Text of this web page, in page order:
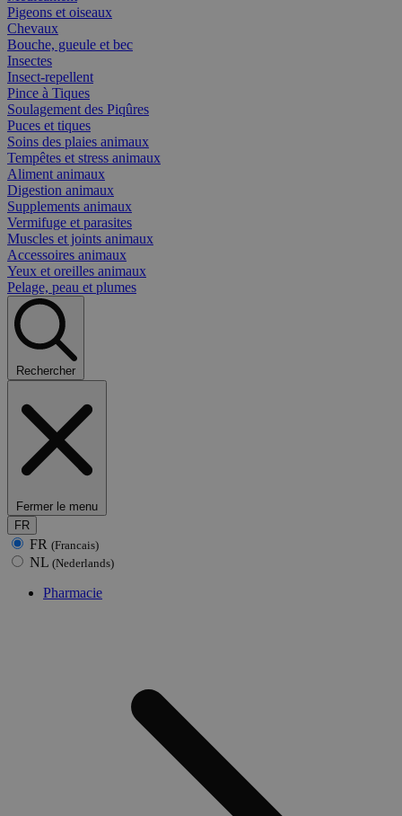
Pigeons et oiseaux
Chevaux
Bouche, gueule et bec
Insectes
Insect-repellent
Pince à Tiques
Soulagement des Piqûres
Puces et tiques
Soins des plaies animaux
Tempêtes et stress animaux
Aliment animaux
Digestion animaux
Supplements animaux
Vermifuge et parasites
Muscles et joints animaux
Accessoires animaux
Yeux et oreilles animaux
Pelage, peau et plumes
Rechercher
Fermer le menu
FR
FR (Francais)
NL (Nederlands)
Pharmacie